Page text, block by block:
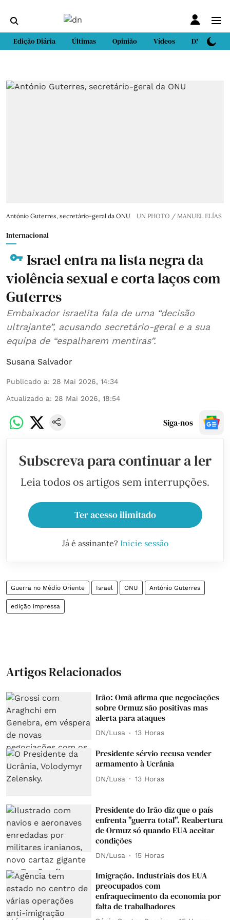
Edição Diária Últimas Opinião Vídeos DN Sport
António Guterres, secretário-geral da ONU UN PHOTO / MANUEL ELÍAS
Internacional
Israel entra na lista negra da
violência sexual e corta laços com
Guterres
Embaixador israelita fala de uma “decisão
ultrajante”, acusando secretário-geral e a sua
equipa de “espalharem mentiras”.
Susana Salvador
Publicado a: 28 Mai 2026, 14:34
Atualizado a: 28 Mai 2026, 18:54
Siga-nos
Subscreva para continuar a ler
Leia todos os artigos sem interrupções.
Ter acesso ilimitado
Já é assinante? Inicie sessão
Guerra no Médio Oriente Israel ONU António Guterres
edição impressa
Artigos Relacionados
Irão: Omã afirma que negociações
sobre Ormuz são positivas mas
alerta para ataques
DN/Lusa 13 Horas
Presidente sérvio recusa vender
armamento à Ucrânia
DN/Lusa 13 Horas
Presidente do Irão diz que o país
enfrenta "guerra total". Reabertura
de Ormuz só quando EUA aceitar
condições
DN/Lusa 15 Horas
Imigração. Industriais dos EUA
preocupados com
enfraquecimento da economia por
falta de trabalhadores